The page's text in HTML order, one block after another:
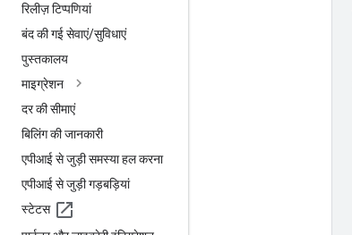
रिलीज़ टिप्पणियां
बंद की गई सेवाएं/सुविधाएं
पुस्तकालय
माइग्रेशन
दर की सीमाएं
बिलिंग की जानकारी
एपीआई से जुड़ी समस्या हल करना
एपीआई से जुड़ी गड़बड़ियां
स्टेटस